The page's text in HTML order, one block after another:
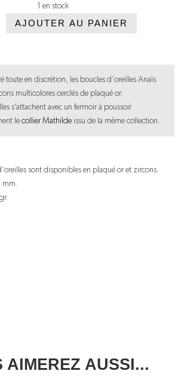
1 en stock
AJOUTER AU PANIER
toute en discrétion, les boucles d’oreilles Anaïs
multicolores cerclés de plaqué or.
s’attachent avec un fermoir à poussoir.
le collier Mathildeissu de la même collection.
sont disponibles en plaqué or et zircons.
mm.
AIMEREZ AUSSI...